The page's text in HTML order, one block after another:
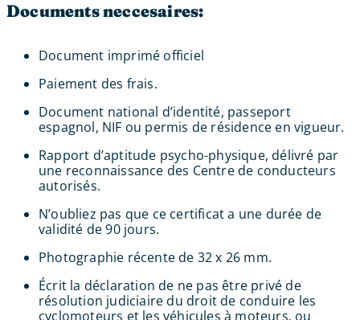
Documents neccesaires:
Document imprimé officiel
Paiement des frais.
Document national d’identité, passeport
espagnol, NIF ou permis de résidence en vigueur.
Rapport d’aptitude psycho-physique, délivré par
une reconnaissance des Centre de conducteurs
autorisés.
N’oubliez pas que ce certificat a une durée de
validité de 90 jours.
Photographie récente de 32 x 26 mm.
Écrit la déclaration de ne pas être privé de
résolution judiciaire du droit de conduire les
cyclomoteurs et les véhicules à moteurs, ou